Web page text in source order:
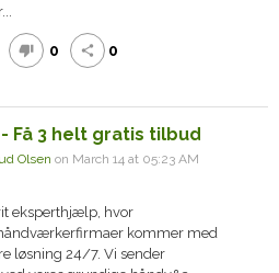
thumb_down 0 share 0
Få 3 helt gratis tilbud
Olsen on March 14 at 05:23 AM
eksperthjælp, hvor
kommer med
løsning 24/7. Vi sender